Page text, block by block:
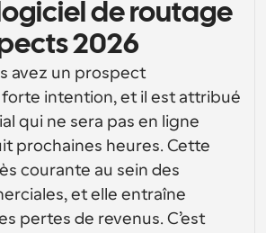
simplifiée
pour les groupes
les grandes équipes, avec plus de
des développeurs
pour la plateforme Cal.com
UI et texte
de caractères variable pour la
de routage
2026
avez un prospect
intention, et il est attribué
qui ne sera pas en ligne
prochaines heures. Cette
courante au sein des
et elle entraîne
pertes de revenus. C’est